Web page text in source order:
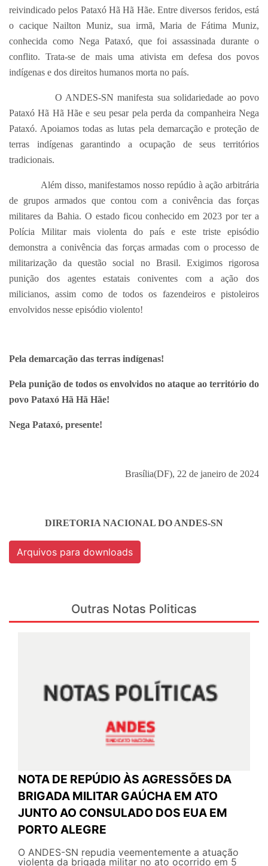
reivindicado pelos Pataxó Hã Hã Hãe. Entre diversos feridos, está
o cacique Nailton Muniz, sua irmã, Maria de Fátima Muniz,
conhecida como Nega Pataxó, que foi assassinada durante o
conflito. Trata-se de mais uma ativista em defesa dos povos
indígenas e dos direitos humanos morta no país.
O ANDES-SN manifesta sua solidariedade ao povo
Pataxó Hã Hã Hãe e seu pesar pela perda da companheira Nega
Pataxó. Apoiamos todas as lutas pela demarcação e proteção de
terras indígenas garantindo a ocupação de seus territórios
tradicionais.
Além disso, manifestamos nosso repúdio à ação arbitrária
de grupos armados que contou com a conivência das forças
militares da Bahia. O estado ficou conhecido em 2023 por ter a
Polícia Militar mais violenta do país e este triste episódio
demonstra a conivência das forças armadas com o processo de
militarização da questão social no Brasil. Exigimos rigorosa
punição dos agentes estatais coniventes com a ação dos
milicianos, assim como de todos os fazendeiros e pistoleiros
envolvidos nesse episódio violento!
Pela demarcação das terras indígenas!
Pela punição de todos os envolvidos no ataque ao território do
povo Pataxó Hã Hã Hãe!
Nega Pataxó, presente!
Brasília(DF), 22 de janeiro de 2024
DIRETORIA NACIONAL DO ANDES-SN
Arquivos para downloads
Outras Notas Politicas
NOTA DE REPÚDIO ÀS AGRESSÕES DA
BRIGADA MILITAR GAÚCHA EM ATO
JUNTO AO CONSULADO DOS EUA EM
PORTO ALEGRE
O ANDES-SN repudia veementemente a atuação
violenta da brigada militar no ato ocorrido em 5